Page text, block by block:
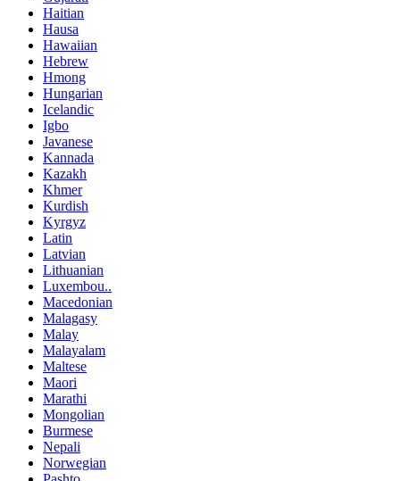
Haitian
Hausa
Hawaiian
Hebrew
Hmong
Hungarian
Icelandic
Igbo
Javanese
Kannada
Kazakh
Khmer
Kurdish
Kyrgyz
Latin
Latvian
Lithuanian
Luxembou..
Macedonian
Malagasy
Malay
Malayalam
Maltese
Maori
Marathi
Mongolian
Burmese
Nepali
Norwegian